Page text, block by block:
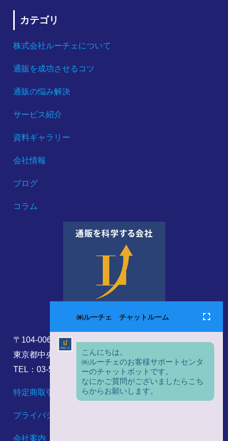
カテゴリ
株式会社ルーチェについて
通販を成功させるコツ
通販の悩み解決
サービス紹介
資料ギャラリー
会社情報
ブログ
コラム
〒104-0061
東京都中央区銀座8丁目17番5号
TEL：03-5860-6173
特定商取引法に基づく表記
プライバシーポリシー
会社案内